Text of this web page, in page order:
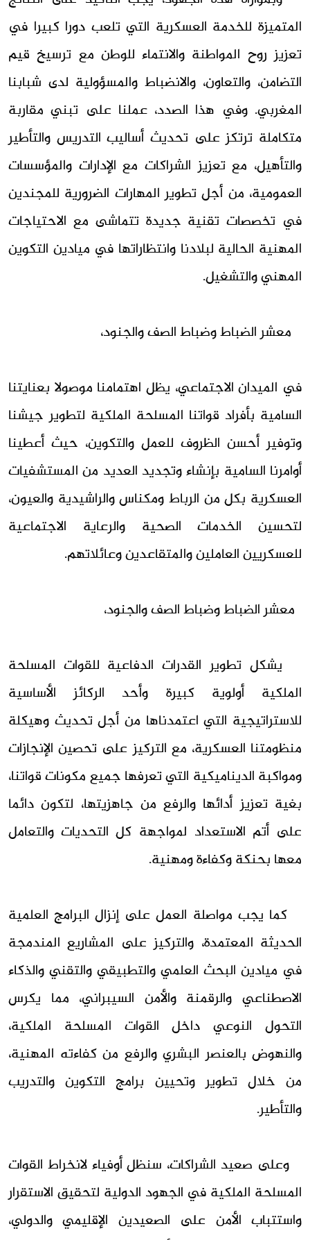
المتميزة للخدمة العسكرية التي تلعب دورا كبيرا في
تعزيز روح المواطنة والانتماء للوطن مع ترسيخ قيم
التضامن، والتعاون، والانضباط والمسؤولية لدى شبابنا
المغربي. وفي هذا الصدد، عملنا على تبني مقاربة
متكاملة ترتكز على تحديث أساليب التدريس والتأطير
والتأهيل، مع تعزيز الشراكات مع الإدارات والمؤسسات
العمومية، من أجل تطوير المهارات الضرورية للمجندين
في تخصصات تقنية جديدة تتماشى مع الاحتياجات
المهنية الحالية لبلادنا وانتظاراتها في ميادين التكوين
المهني والتشغيل.
معشر الضباط وضباط الصف والجنود،
في الميدان الاجتماعي، يظل اهتمامنا موصولا بعنايتنا
السامية بأفراد قواتنا المسلحة الملكية لتطوير جيشنا
وتوفير أحسن الظروف للعمل والتكوين، حيث أعطينا
أوامرنا السامية بإنشاء وتجديد العديد من المستشفيات
العسكرية بكل من الرباط ومكناس والراشيدية والعيون،
لتحسين الخدمات الصحية والرعاية الاجتماعية
للعسكريين العاملين والمتقاعدين وعائلاتهم.
معشر الضباط وضباط الصف والجنود،
يشكل تطوير القدرات الدفاعية للقوات المسلحة
الملكية أولوية كبيرة وأحد الركائز الأساسية
للاستراتيجية التي اعتمدناها من أجل تحديث وهيكلة
منظومتنا العسكرية، مع التركيز على تحصين الإنجازات
ومواكبة الديناميكية التي تعرفها جميع مكونات قواتنا،
بغية تعزيز أدائها والرفع من جاهزيتها، لتكون دائما
على أتم الاستعداد لمواجهة كل التحديات والتعامل
معها بحنكة وكفاءة ومهنية.
كما يجب مواصلة العمل على إنزال البرامج العلمية
الحديثة المعتمدة، والتركيز على المشاريع المندمجة
في ميادين البحث العلمي والتطبيقي والتقني والذكاء
الاصطناعي والرقمنة والأمن السيبراني، مما يكرس
التحول النوعي داخل القوات المسلحة الملكية،
والنهوض بالعنصر البشري والرفع من كفاءته المهنية،
من خلال تطوير وتحيين برامج التكوين والتدريب
والتأطير.
وعلى صعيد الشراكات، سنظل أوفياء لانخراط القوات
المسلحة الملكية في الجهود الدولية لتحقيق الاستقرار
واستتباب الأمن على الصعيدين الإقليمي والدولي،